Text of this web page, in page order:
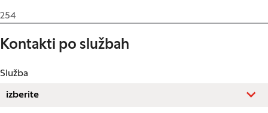
254
Kontakti po službah
Služba
izberite